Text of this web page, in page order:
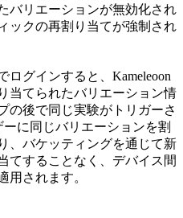
バリエーションが無効化され
ックの再割り当てが強制され
ログインすると、Kameleoon
当てられたバリエーション情
の後で同じ実験がトリガーさ
に同じバリエーションを割
、バケッティングを通じて新
てすることなく、デバイス間
用されます。